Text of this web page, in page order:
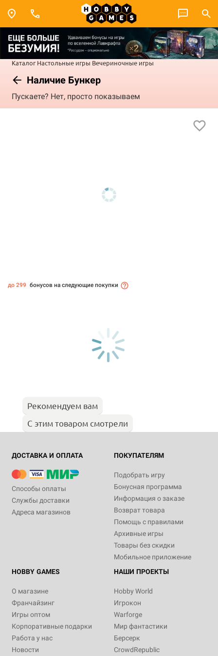
Каталог Настольные игры Вечериночные игры
Наличие Бункер
Пускаете? Нет, просто показываем
до 299 бонусов на следующие покупки
Рекомендуем вам
С этим товаром смотрели
ДОСТАВКА И ОПЛАТА
Способы оплаты
Службы доставки
Адреса магазинов
ПОКУПАТЕЛЯМ
Подобрать игру
Бонусная программа
Информация о заказе
Возврат товара
Помощь с правилами
Архивные игры
Товары без скидки
Мобильное приложение
HOBBY GAMES
О магазине
Франчайзинг
Игры оптом
Корпоративные подарки
Работа у нас
Новости
НАШИ ПРОЕКТЫ
Hobby World
Игрокон
Warforge
Мир фантастики
Берсерк
CrowdRepublic